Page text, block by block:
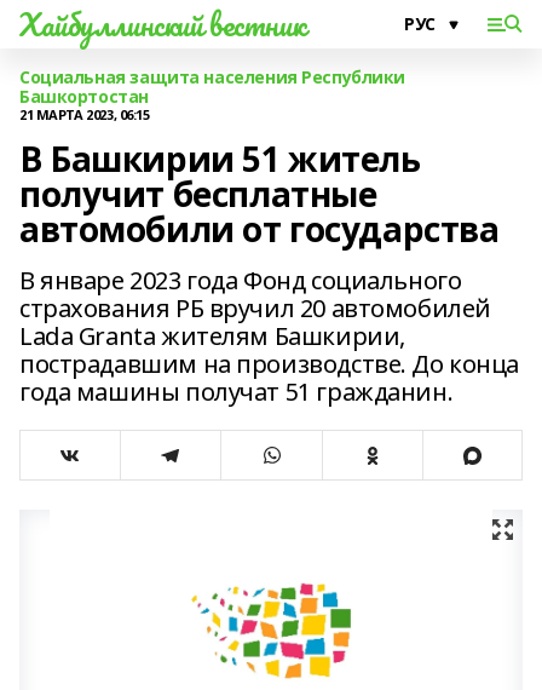
Хайбуллинский вестник
Социальная защита населения Республики
Башкортостан
21 МАРТА 2023, 06:15
В Башкирии 51 житель
получит бесплатные
автомобили от государства
В январе 2023 года Фонд социального
страхования РБ вручил 20 автомобилей
Lada Granta жителям Башкирии,
пострадавшим на производстве. До конца
года машины получат 51 гражданин.